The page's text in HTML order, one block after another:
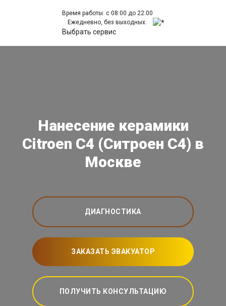
Время работы: с 08:00 до 22:00
Ежедневно, без выходных.
Выбрать сервис
Нанесение керамики
Citroen C4 (Ситроен С4) в
Москве
ДИАГНОСТИКА
ЗАКАЗАТЬ ЭВАКУАТОР
ПОЛУЧИТЬ КОНСУЛЬТАЦИЮ